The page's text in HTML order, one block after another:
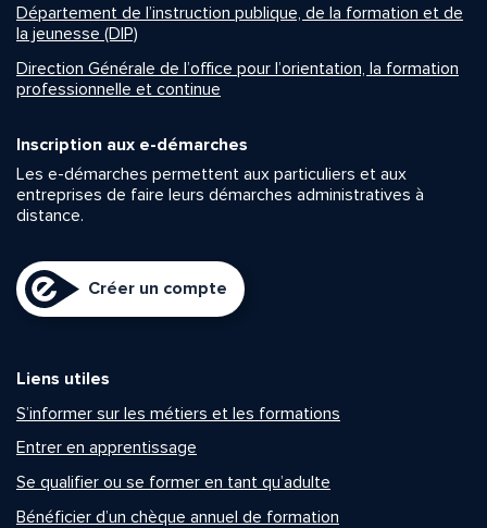
Département de l’instruction publique, de la formation et de
la jeunesse (DIP)
Direction Générale de l’office pour l’orientation, la formation
professionnelle et continue
Inscription aux e-démarches
Les e-démarches permettent aux particuliers et aux
entreprises de faire leurs démarches administratives à
distance.
Créer un compte
Liens utiles
S’informer sur les métiers et les formations
Entrer en apprentissage
Se qualifier ou se former en tant qu’adulte
Bénéficier d’un chèque annuel de formation